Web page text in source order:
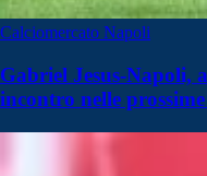
Calciomercato Napoli
Gabriel Jesus-Napoli,
incontro nelle